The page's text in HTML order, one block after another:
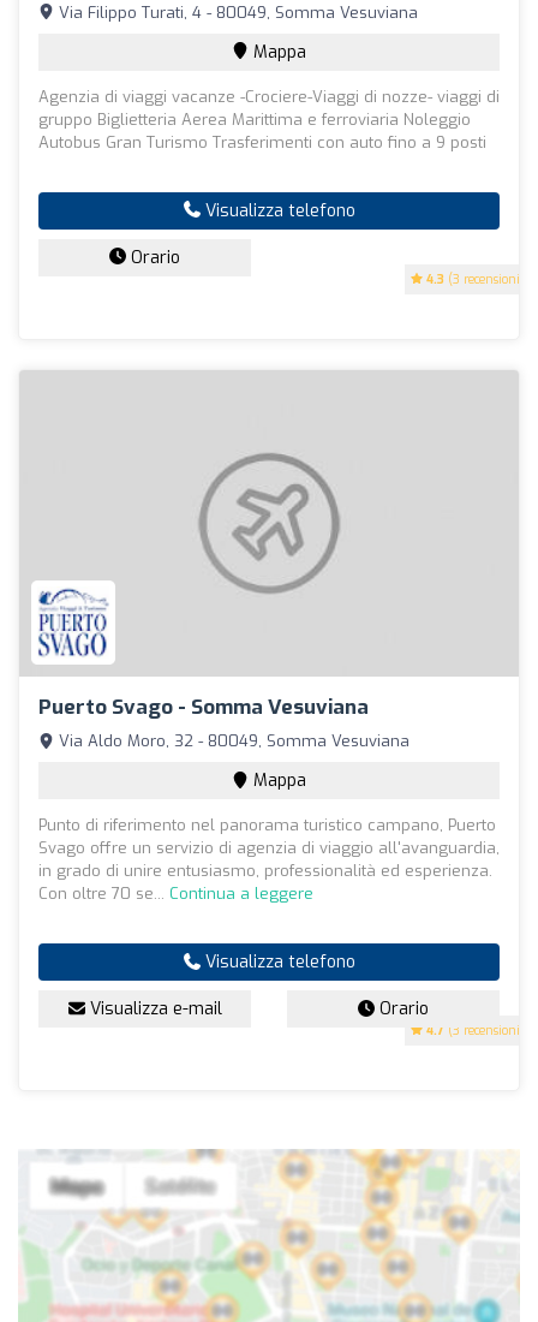
4.3 (3 recensioni)
Via Filippo Turati, 4 - 80049, Somma Vesuviana
Mappa
Agenzia di viaggi vacanze -Crociere-Viaggi di nozze- viaggi di
gruppo Biglietteria Aerea Marittima e ferroviaria Noleggio
Autobus Gran Turismo Trasferimenti con auto fino a 9 posti
Visualizza telefono
Orario
Puerto Svago - Somma Vesuviana
4.7 (3 recensioni)
Via Aldo Moro, 32 - 80049, Somma Vesuviana
Mappa
Punto di riferimento nel panorama turistico campano, Puerto
Svago offre un servizio di agenzia di viaggio all'avanguardia,
in grado di unire entusiasmo, professionalità ed esperienza.
Con oltre 70 se... Continua a leggere
Visualizza telefono
Visualizza e-mail Orario